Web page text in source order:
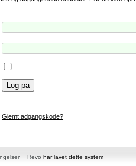
Glemt adgangskode?
Revo har lavet dette system